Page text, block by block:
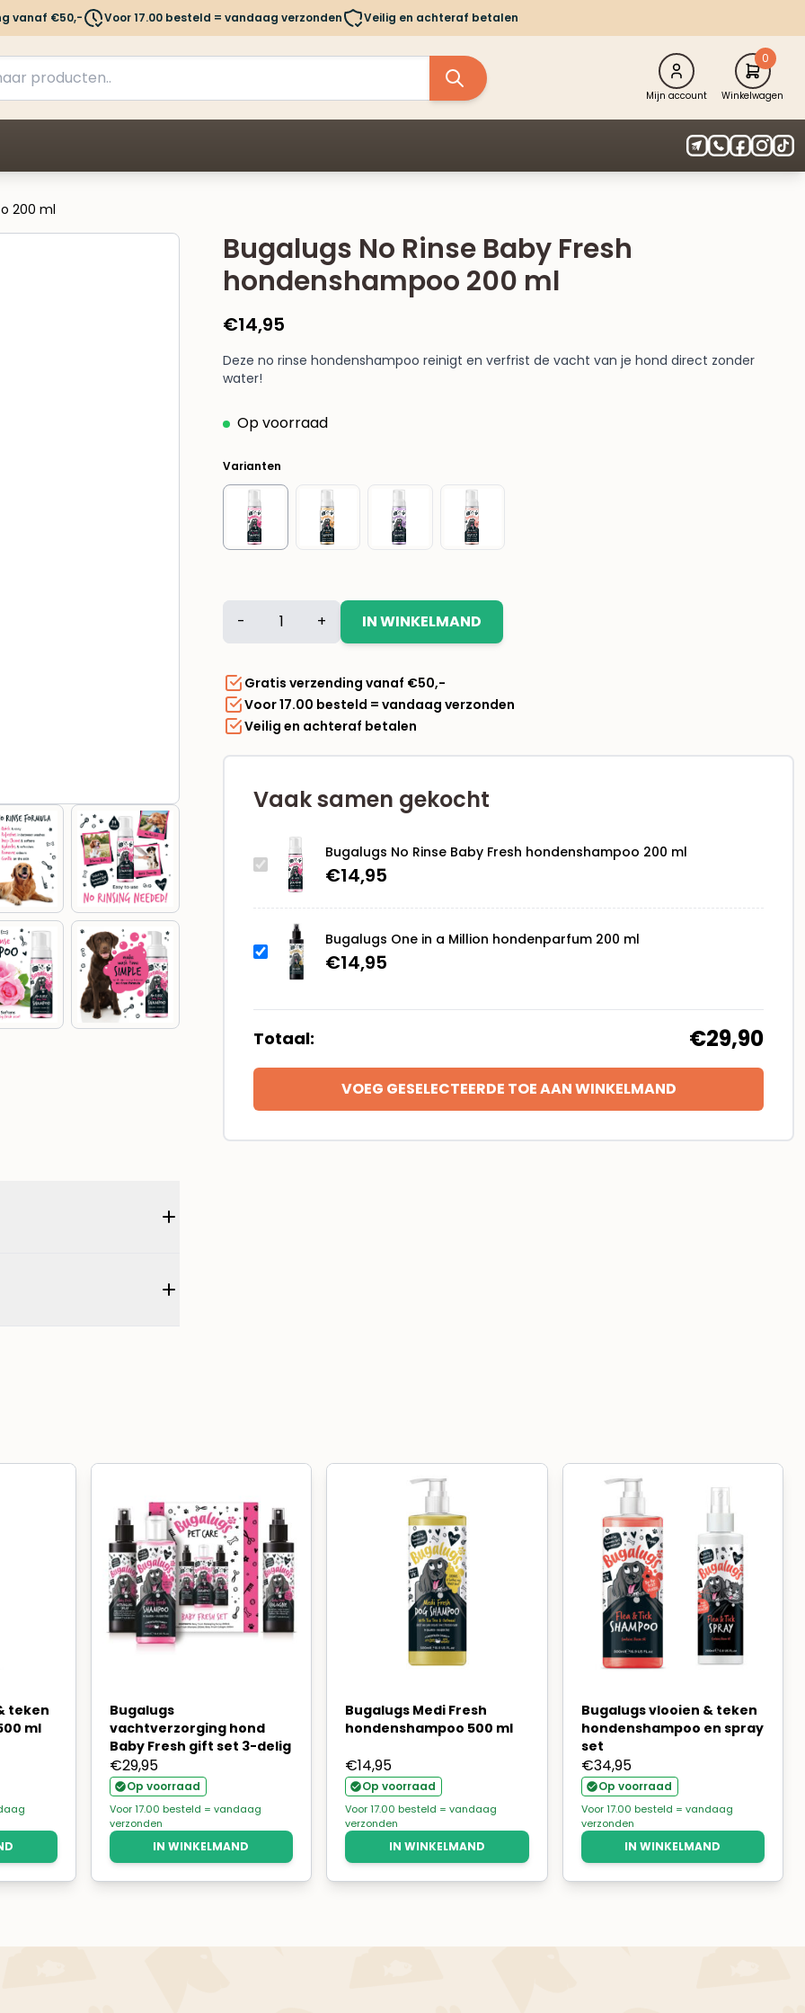
vanaf €50,- Voor 17.00 besteld = vandaag verzonden Veilig en achteraf betalen
Mijn account
0
Winkelwagen
200 ml
Bugalugs No Rinse Baby Fresh
hondenshampoo 200 ml
€14,95
Deze no rinse hondenshampoo reinigt en verfrist de vacht van je hond direct zonder
water!
Op voorraad
Varianten
Baby
Fresh
hondenshampoo
200
ml
- + IN WINKELMAND
Gratis verzending vanaf €50,-
Voor 17.00 besteld = vandaag verzonden
Veilig en achteraf betalen
Vaak samen gekocht
Bugalugs No Rinse Baby Fresh hondenshampoo 200 ml
€14,95
Bugalugs One in a Million hondenparfum 200 ml
€14,95
Totaal: €29,90
VOEG GESELECTEERDE TOE AAN WINKELMAND
teken
ml
Bugalugs
vachtverzorging hond
Baby Fresh gift set 3-delig
€29,95
Op voorraad
Voor 17.00 besteld = vandaag
verzonden
IN WINKELMAND
Bugalugs Medi Fresh
hondenshampoo 500 ml
€14,95
Op voorraad
Voor 17.00 besteld = vandaag
verzonden
IN WINKELMAND
Bugalugs vlooien & teken
hondenshampoo en spray
set
€34,95
Op voorraad
Voor 17.00 besteld = vandaag
verzonden
IN WINKELMAND